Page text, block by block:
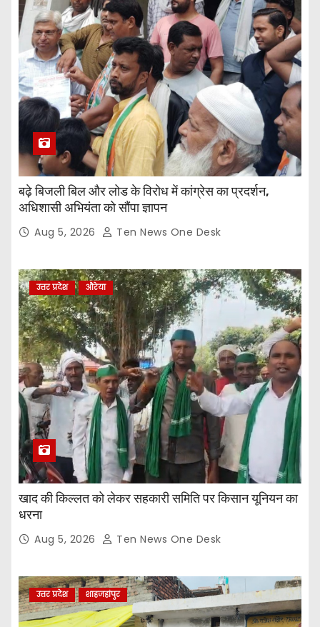
बढ़े बिजली बिल और लोड के विरोध में कांग्रेस का प्रदर्शन,
अधिशासी अभियंता को सौंपा ज्ञापन
Aug 5, 2026 Ten News One Desk
उत्तर प्रदेश औरेया
खाद की किल्लत को लेकर सहकारी समिति पर किसान यूनियन का
धरना
Aug 5, 2026 Ten News One Desk
उत्तर प्रदेश शाहजहांपुर